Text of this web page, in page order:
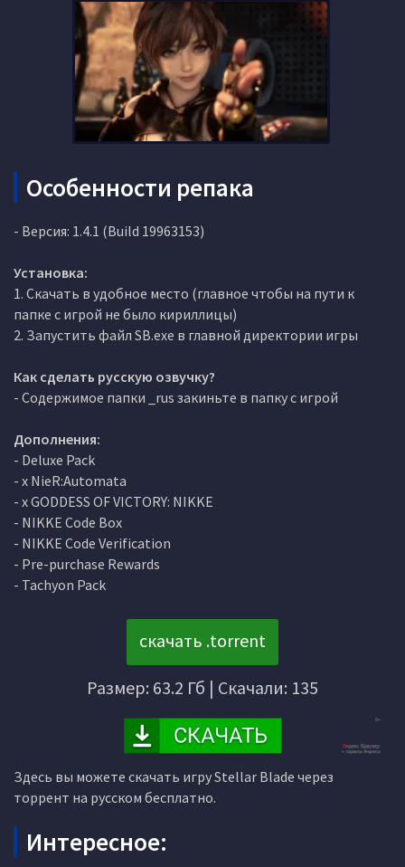
Особенности репака
- Версия: 1.4.1 (Build 19963153)
Установка:
1. Скачать в удобное место (главное чтобы на пути к
папке с игрой не было кириллицы)
2. Запустить файл SB.exe в главной директории игры
Как сделать русскую озвучку?
- Содержимое папки _rus закиньте в папку с игрой
Дополнения:
- Deluxe Pack
- x NieR:Automata
- x GODDESS OF VICTORY: NIKKE
- NIKKE Code Box
- NIKKE Code Verification
- Pre-purchase Rewards
- Tachyon Pack
скачать .torrent
Размер: 63.2 Гб | Скачали: 135
Здесь вы можете скачать игру Stellar Blade через
торрент на русском бесплатно.
Интересное: